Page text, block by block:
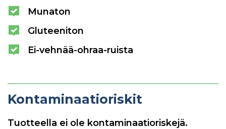
Munaton
Gluteeniton
Ei-vehnää-ohraa-ruista
Kontaminaatioriskit
Tuotteella ei ole kontaminaatioriskejä.